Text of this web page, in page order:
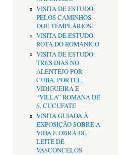
VISITA DE ESTUDO:
PELOS CAMINHOS
DOE TEMPLÁRIOS
VISITA DE ESTUDO:
ROTA DO ROMÂNICO
VISITA DE ESTUDO:
TRÊS DIAS NO
ALENTEJO POR
CUBA, PORTEL,
VIDIGUEIRA E
“VILLA” ROMANA DE
S. CUCUFATE
VISITA GUIADA À
EXPOSIÇÃO SOBRE A
VIDA E OBRA DE
LEITE DE
VASCONCELOS